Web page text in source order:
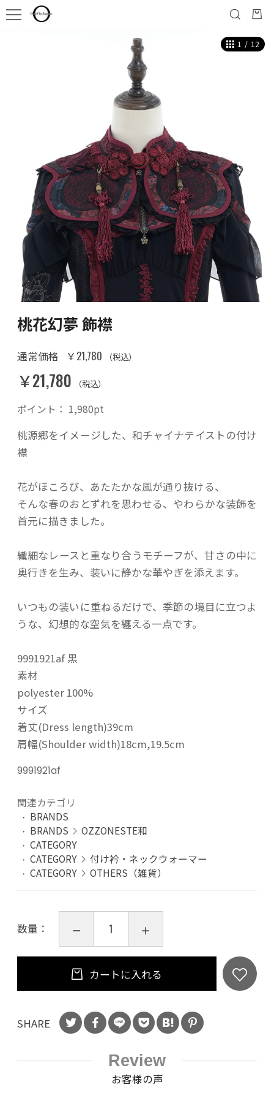
1 / 12
桃花幻夢 飾襟
通常価格 ￥21,780 （税込）
￥21,780 （税込）
ポイント： 1,980pt
桃源郷をイメージした、和チャイナテイストの付け
襟
花がほころび、あたたかな風が通り抜ける、
そんな春のおとずれを思わせる、やわらかな装飾を
首元に描きました。
繊細なレースと重なり合うモチーフが、甘さの中に
奥行きを生み、装いに静かな華やぎを添えます。
いつもの装いに重ねるだけで、季節の境目に立つよ
うな、幻想的な空気を纏える一点です。
9991921af 黒
素材
polyester 100%
サイズ
着丈(Dress length)39cm
肩幅(Shoulder width)18cm,19.5cm
9991921af
関連カテゴリ
BRANDS
BRANDS
OZZONESTE和
CATEGORY
CATEGORY
付け衿・ネックウォーマー
CATEGORY
OTHERS（雑貨）
数量：
カートに入れる
SHARE
Review
お客様の声